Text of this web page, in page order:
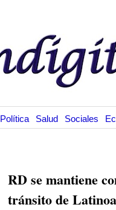
Política Salud Sociales
RD se mantiene
tránsito de